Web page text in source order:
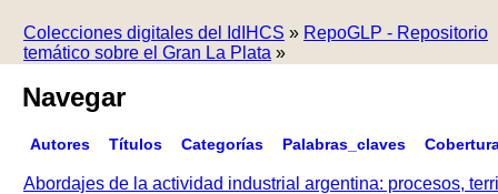
Colecciones digitales del IdIHCS » RepoGLP - Repositorio
temático sobre el Gran La Plata »
Navegar
Autores Títulos Categorías Palabras_claves
Abordajes de la actividad industrial argentina: procesos,